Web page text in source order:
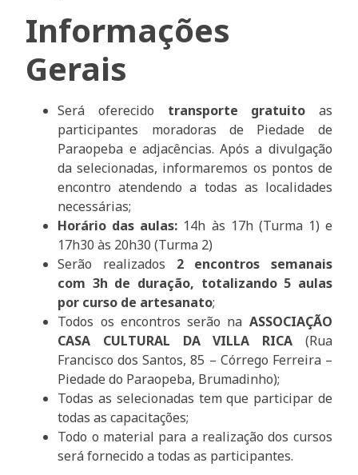
Informações
Gerais
Será oferecido transporte gratuito as
participantes moradoras de Piedade de
Paraopeba e adjacências. Após a divulgação
da selecionadas, informaremos os pontos de
encontro atendendo a todas as localidades
necessárias;
Horário das aulas: 14h às 17h (Turma 1) e
17h30 às 20h30 (Turma 2)
Serão realizados 2 encontros semanais
com 3h de duração, totalizando 5 aulas
por curso de artesanato;
Todos os encontros serão na ASSOCIAÇÃO
CASA CULTURAL DA VILLA RICA(Rua
Francisco dos Santos, 85 – Córrego Ferreira –
Piedade do Paraopeba, Brumadinho);
Todas as selecionadas tem que participar de
todas as capacitações;
Todo o material para a realização dos cursos
será fornecido a todas as participantes.